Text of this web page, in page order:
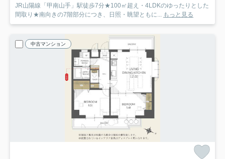
JR山陽線「甲南山手」駅徒歩7分★100㎡超え・4LDKのゆったりとした
間取り★南向きの7階部分につき、日照・眺望ともに... もっと見る
中古マンション